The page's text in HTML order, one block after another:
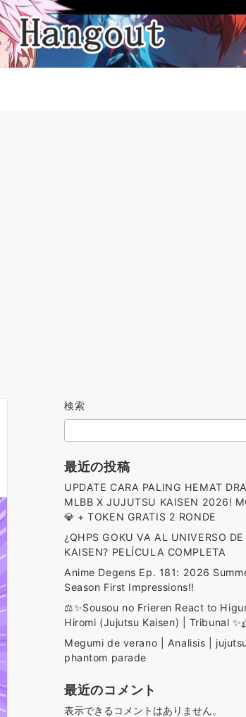
検索
最近の投稿
UPDATE CARA PALING HEMAT
MLBB X JUJUTSU KAISEN 2026!
💎 + TOKEN GRATIS 2 RONDE
¿QHPS GOKU VA AL UNIVERSO
KAISEN? PELÍCULA COMPLETA
Anime Degens Ep. 181: 2026
Season First Impressions!!
⚖️✨️Sousou no Frieren React to
Hiromi (Jujutsu Kaisen) | Tribunal
Megumi de verano | Analisis |
phantom parade
最近のコメント
表示できるコメントはありません。